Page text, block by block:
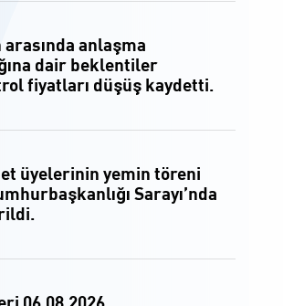
arasında anlaşma
dair beklentiler
fiyatları düşüş kaydetti.
üyelerinin yemin töreni
Sarayı’nda